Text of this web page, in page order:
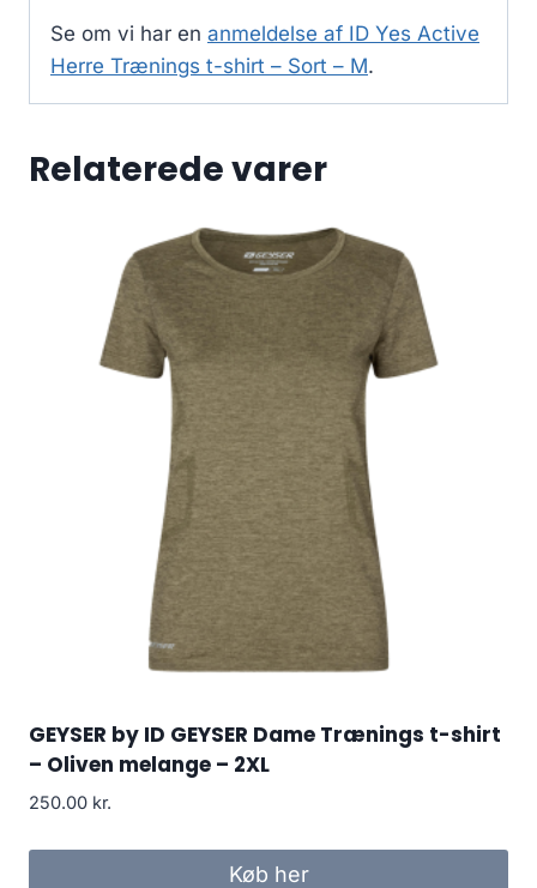
Se om vi har en anmeldelse af ID Yes Active
Herre Trænings t-shirt – Sort – M.
Relaterede varer
GEYSER by ID GEYSER Dame Trænings t-shirt
– Oliven melange – 2XL
250.00 kr.
Køb her